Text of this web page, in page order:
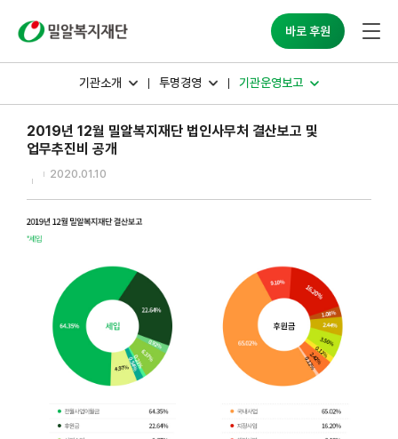
바로 후원
기관소개 투명경영 기관운영보고
2019년 12월 밀알복지재단 법인사무처 결산보고 및
업무추진비 공개
2020.01.10